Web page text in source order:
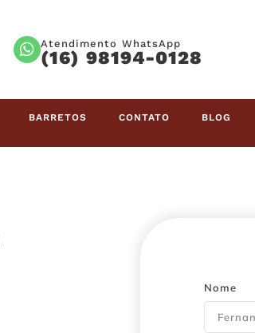
Atendimento WhatsApp
(16) 98194-0128
BARRETOS CONTATO BLOG
Nome